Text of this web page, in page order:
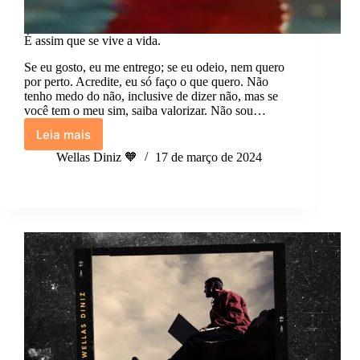
É assim que se vive a vida.
Se eu gosto, eu me entrego; se eu odeio, nem quero
por perto. Acredite, eu só faço o que quero. Não
tenho medo do não, inclusive de dizer não, mas se
você tem o meu sim, saiba valorizar. Não sou…
Leia mais
É
assim
vida.
Wellas Diniz 🧡 17 de março de 2024